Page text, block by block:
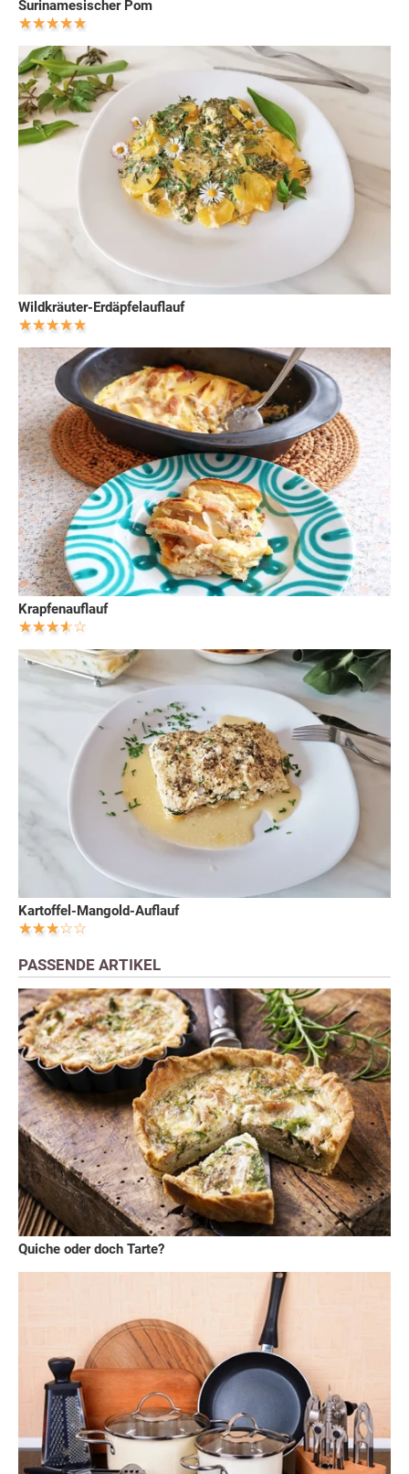
Surinamesischer Pom
Wildkräuter-Erdäpfelauflauf
Krapfenauflauf
Kartoffel-Mangold-Auflauf
PASSENDE ARTIKEL
Quiche oder doch Tarte?